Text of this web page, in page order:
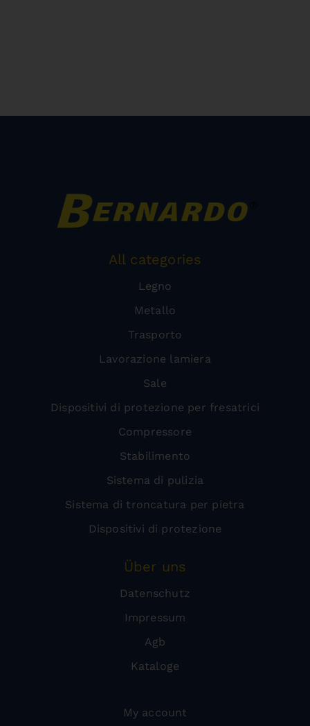
All categories
Legno
Metallo
Trasporto
Lavorazione lamiera
Sale
Dispositivi di protezione per fresatrici
Compressore
Stabilimento
Sistema di pulizia
Sistema di troncatura per pietra
Dispositivi di protezione
Über uns
Datenschutz
Impressum
Agb
Kataloge
My account